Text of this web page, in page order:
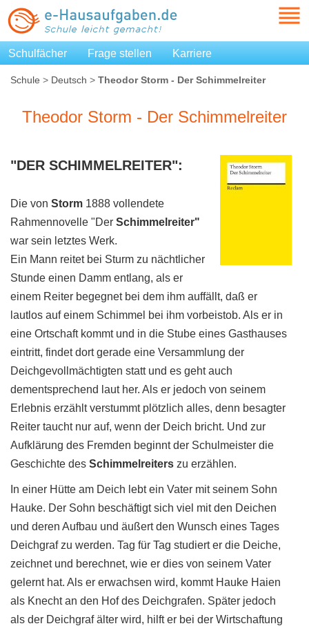
Schulfächer Frage stellen Karriere
Schule > Deutsch > Theodor Storm - Der Schimmelreiter
Theodor Storm - Der Schimmelreiter
"DER SCHIMMELREITER":
Die von Storm 1888 vollendete
Rahmennovelle "Der Schimmelreiter"
war sein letztes Werk.
Ein Mann reitet bei Sturm zu nächtlicher
Stunde einen Damm entlang, als er
einem Reiter begegnet bei dem ihm auffällt, daß er
lautlos auf einem Schimmel bei ihm vorbeistob. Als er in
eine Ortschaft kommt und in die Stube eines Gasthauses
eintritt, findet dort gerade eine Versammlung der
Deichgevollmächtigten statt und es geht auch
dementsprechend laut her. Als er jedoch von seinem
Erlebnis erzählt verstummt plötzlich alles, denn besagter
Reiter taucht nur auf, wenn der Deich bricht. Und zur
Aufklärung des Fremden beginnt der Schulmeister die
Geschichte des Schimmelreiters zu erzählen.
In einer Hütte am Deich lebt ein Vater mit seinem Sohn
Hauke. Der Sohn beschäftigt sich viel mit den Deichen
und deren Aufbau und äußert den Wunsch eines Tages
Deichgraf zu werden. Tag für Tag studiert er die Deiche,
zeichnet und berechnet, wie er dies von seinem Vater
gelernt hat. Als er erwachsen wird, kommt Hauke Haien
als Knecht an den Hof des Deichgrafen. Später jedoch
als der Deichgraf älter wird, hilft er bei der Wirtschaftung